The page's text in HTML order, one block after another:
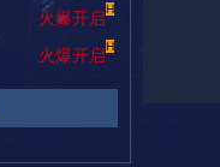
火爆开启H
火爆开启H